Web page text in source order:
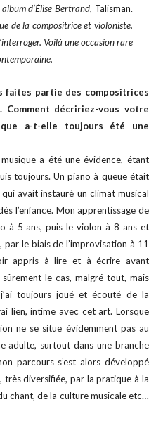
d’Élise Bertrand, Talisman.
de la compositrice et violoniste.
Voilà une occasion rare
faites partie des compositrices
décririez-vous votre
a-t-elle toujours été une
a été une évidence, étant
toujours. Un piano à queue était
avait instauré un climat musical
l’enfance. Mon apprentissage de
à 5 ans, puis le violon à 8 ans et
le biais de l’improvisation à 11
appris à lire et à écrire avant
le cas, malgré tout, mais
toujours joué et écouté de la
lien, intime avec cet art. Lorsque
ne se situe évidemment pas au
adulte, surtout dans une branche
parcours s’est alors développé
très diversifiée, par la pratique à la
chant, de la culture musicale etc…